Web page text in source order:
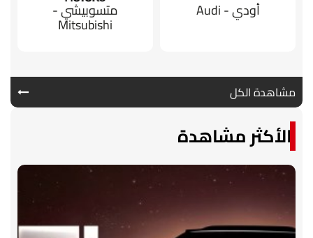
أودي - Audi متسوبيشي -
Mitsubishi
مشاهدة الكل
الأكثر مشاهدة